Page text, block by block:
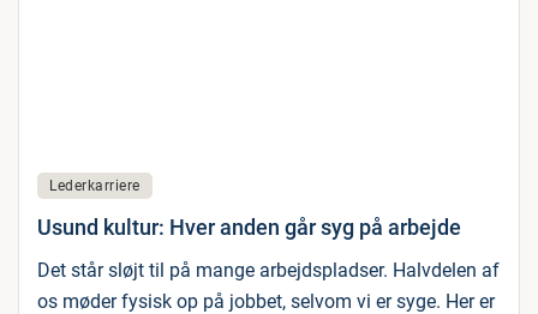
Lederkarriere
Usund kultur: Hver anden går syg på arbejde
Det står sløjt til på mange arbejdspladser. Halvdelen af
os møder fysisk op på jobbet, selvom vi er syge. Her er